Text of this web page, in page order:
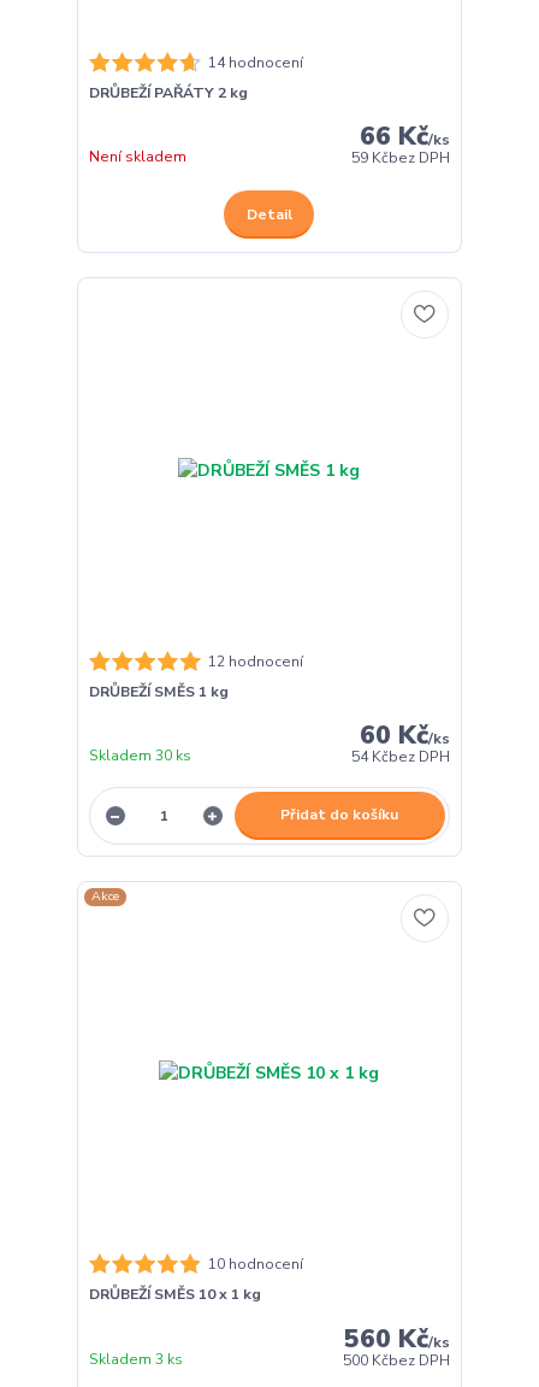
14 hodnocení
DRŮBEŽÍ PAŘÁTY 2 kg
66 Kč/ks
59 Kčbez DPH
Není skladem
Detail
12 hodnocení
DRŮBEŽÍ SMĚS 1 kg
60 Kč/ks
54 Kčbez DPH
Skladem 30 ks
Přidat do košíku
Akce
10 hodnocení
DRŮBEŽÍ SMĚS 10 x 1 kg
560 Kč/ks
500 Kčbez DPH
Skladem 3 ks